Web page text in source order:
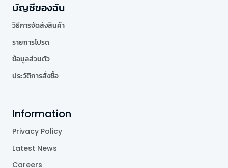
บัญชีของฉัน
วิธีการจัดส่งสินค้า
รายการโปรด
ข้อมูลส่วนตัว
ประวัติการสั่งซื้อ
Information
Privacy Policy
Latest News
Careers